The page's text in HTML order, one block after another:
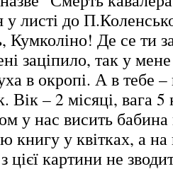
листі до
Кумколіно! Де се ти
заціпило, так у
в окропі. А в тебе
– 2 місяці, вага
у нас висить
книгу у квітках, а
цієї картини не